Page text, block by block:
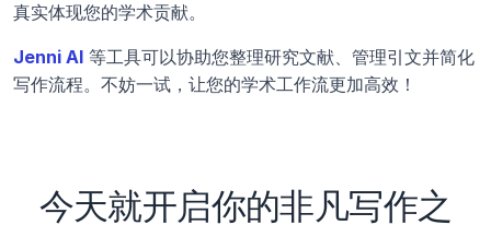
真实体现您的学术贡献。
Jenni AI 等工具可以协助您整理研究文献、管理引文并简化
写作流程。不妨一试，让您的学术工作流更加高效！
今天就开启你的非凡写作之